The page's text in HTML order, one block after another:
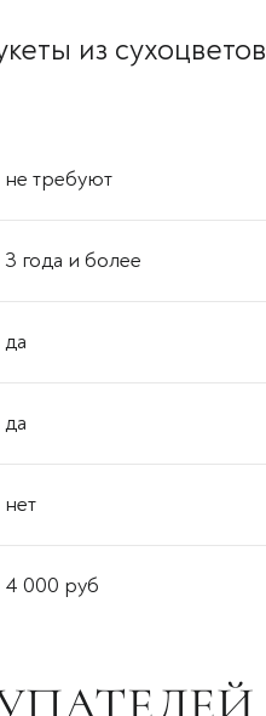
из сухоцветов
не требуют
3 года и более
да
да
нет
4 000 руб